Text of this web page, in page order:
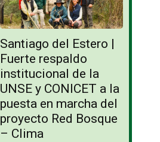
Santiago del Estero |
Fuerte respaldo
institucional de la
UNSE y CONICET a la
puesta en marcha del
proyecto Red Bosque
– Clima